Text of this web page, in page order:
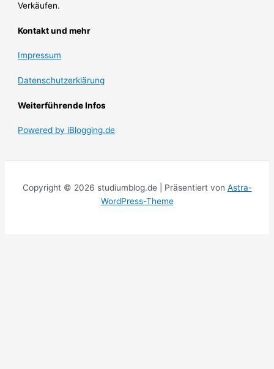
Verkäufen.
Kontakt und mehr
Impressum
Datenschutzerklärung
Weiterführende Infos
Powered by iBlogging.de
Copyright © 2026 studiumblog.de | Präsentiert von Astra-
WordPress-Theme